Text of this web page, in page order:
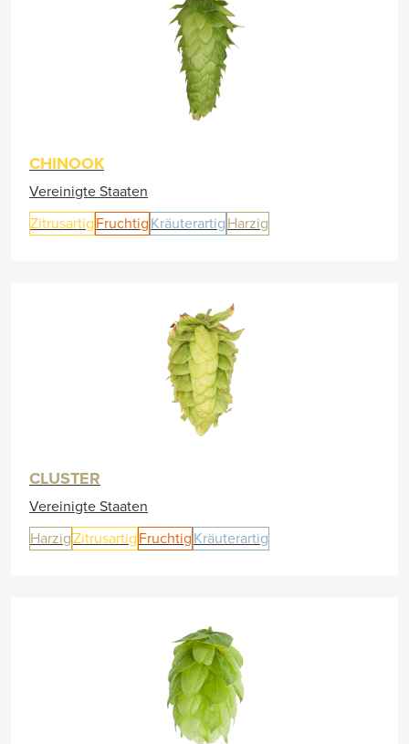
CHINOOK
Vereinigte Staaten
Zitrusartig Fruchtig Kräuterartig Harzig
CLUSTER
Vereinigte Staaten
HarzigZitrusartig Fruchtig Kräuterartig